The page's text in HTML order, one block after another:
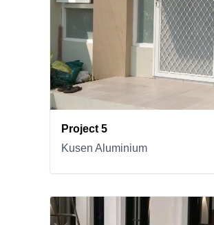
Project 5
Kusen Aluminium